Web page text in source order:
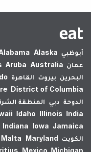
أبوظبي Alaska
عمان
Aruba Australia
البحرين بيروت القاهرة
District of Columbia
الدوحة دبي المنطقة
Idaho Illinois India
Indiana Iowa Jamaica
الكويت
Malta Maryland